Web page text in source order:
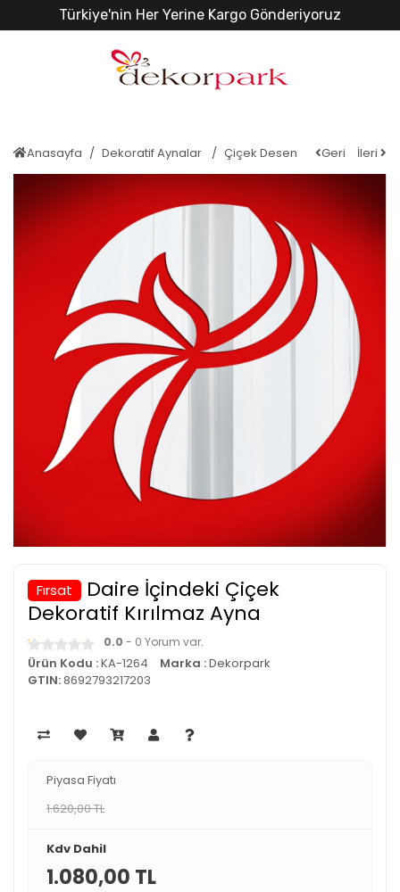
Türkiye'nin Her Yerine Kargo Gönderiyoruz
Anasayfa Dekoratif Aynalar Çiçek Desen Geri İleri
Fırsat
Daire İçindeki Çiçek
Dekoratif Kırılmaz Ayna
0.0 - 0 Yorum var.
Ürün Kodu :KA-1264 Marka :Dekorpark
GTIN:8692793217203
Piyasa Fiyatı
1.620,00 TL
Kdv Dahil
1.080,00 TL